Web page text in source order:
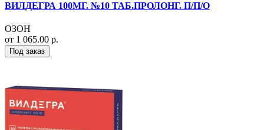
ВИЛДЕГРА 100МГ. №10 ТАБ.ПРОЛОНГ. П/П/О
ОЗОН
от 1 065.00 р.
Под заказ